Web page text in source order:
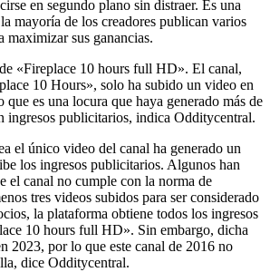
en segundo plano sin distraer. Es una
mayoría de los creadores publican varios
maximizar sus ganancias.
«Fireplace 10 hours full HD». El canal,
10 Hours», solo ha subido un video en
es una locura que haya generado más de
ingresos publicitarios, indica Odditycentral.
el único video del canal ha generado un
los ingresos publicitarios. Algunos han
el canal no cumple con la norma de
tres videos subidos para ser considerado
la plataforma obtiene todos los ingresos
10 hours full HD». Sin embargo, dicha
2023, por lo que este canal de 2016 no
dice Odditycentral.